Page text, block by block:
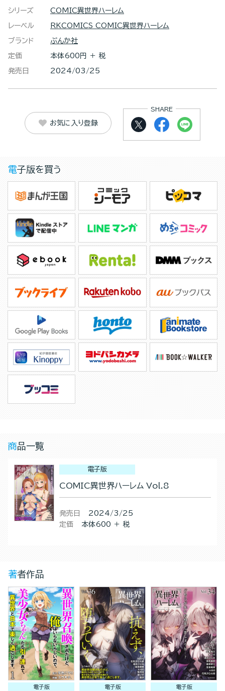
シリーズ COMIC異世界ハーレム
レーベル RKCOMICS COMIC異世界ハーレム
ブランド ぶんか社
定価 本体600円 ＋ 税
発売日 2024/03/25
お気に入り登録
SHARE
電子版を買う
商品一覧
電子版
COMIC異世界ハーレム Vol.8
発売日
2024/3/25
定価
本体600 ＋ 税
著者作品
電子版
電子版
電子版